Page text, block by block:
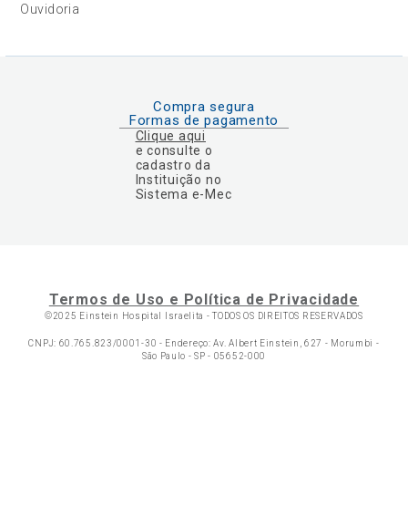
Ouvidoria
Compra segura
Formas de pagamento
Clique aqui
e consulte o
cadastro da
Instituição no
Sistema e-Mec
Termos de Uso e Política de Privacidade
©2025 Einstein Hospital Israelita -TODOS OS DIREITOS RESERVADOS
CNPJ: 60.765.823/0001-30 - Endereço: Av. Albert Einstein, 627 - Morumbi -
São Paulo - SP - 05652-000